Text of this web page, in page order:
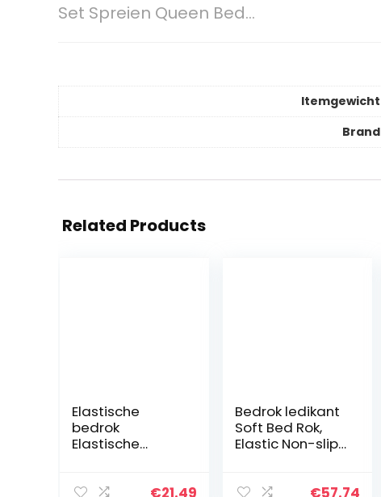
Set Spreien Queen Bed…
Itemgewicht
Brand
Related Products
Elastische
bedrok
Elastische
Gemakkelijk te
€21.49
Bedrok ledikant
Soft Bed Rok,
Elastic Non-slip
Hotel Solid Color
€57.74